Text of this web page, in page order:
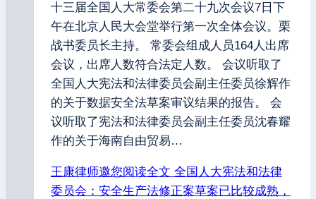
十三届全国人大常委会第二十九次会议7日下
午在北京人民大会堂举行第一次全体会议。栗
战书委员长主持。 常委会组成人员164人出席
会议，出席人数符合法定人数。 会议听取了
全国人大宪法和法律委员会副主任委员徐辉作
的关于数据安全法草案审议结果的报告。 会
议听取了宪法和法律委员会副主任委员沈春耀
作的关于海南自由贸易…
王康律师邀您阅读全文 全国人大宪法和法律
委员会：安全生产法修正案草案已比较成熟，